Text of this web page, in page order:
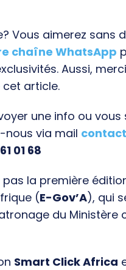
Vous aimerez sans
chaîne WhatsApp
Aussi,
article.
une info ou
nous via mail
01 68
la première
(E-Gov’A), qui
du Ministère
Smart Click Africa